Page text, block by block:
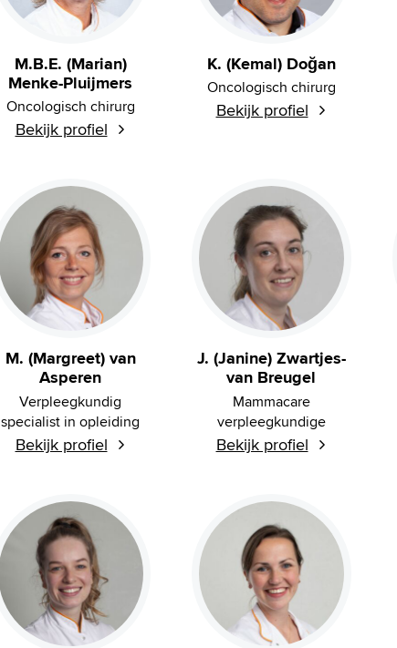
M.B.E. (Marian)
Menke-Pluijmers
Oncologisch chirurg
Bekijk profiel
K. (Kemal) Doğan
Oncologisch chirurg
Bekijk profiel
M. (Margreet) van
Asperen
Verpleegkundig
specialist in opleiding
Bekijk profiel
J. (Janine) Zwartjes-
van Breugel
Mammacare
verpleegkundige
Bekijk profiel